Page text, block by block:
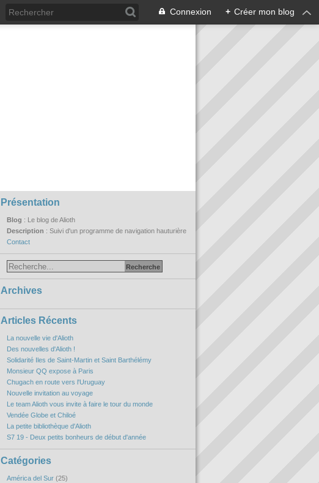
Connexion + Créer mon blog
Présentation
Blog : Le blog de Alioth
Description : Suivi d'un programme de navigation hauturière
Contact
Archives
Articles Récents
La nouvelle vie d'Alioth
Des nouvelles d'Alioth !
Solidarité Iles de Saint-Martin et Saint Barthélémy
Monsieur QQ expose à Paris
Chugach en route vers l'Uruguay
Nouvelle invitation au voyage
Le team Alioth vous invite à faire le tour du monde
Vendée Globe et Chiloé
La petite bibliothèque d'Alioth
S7 19 - Deux petits bonheurs de début d'année
Catégories
América del Sur (25)